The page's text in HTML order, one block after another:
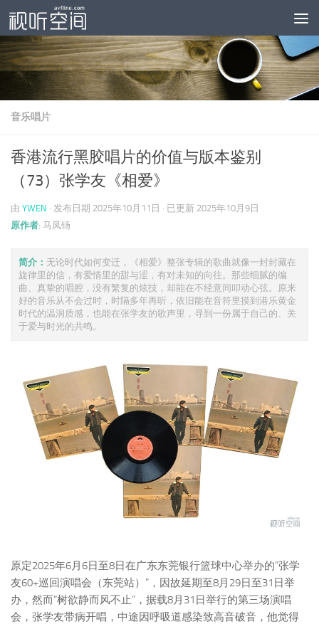
跳至内容
音乐唱片
香港流行黑胶唱片的价值与版本鉴别
（73）张学友《相爱》
由 YWEN · 发布日期 2025年10月11日 · 已更新 2025年10月9日
原作者: 马凤钖
简介： 无论时代如何变迁，《相爱》整张专辑的歌曲就像一封封藏在
旋律里的信，有爱情里的甜与涩，有对未知的向往。那些细腻的编
曲、真挚的唱腔，没有繁复的炫技，却能在不经意间叩动心弦。原来
好的音乐从不会过时，时隔多年再听，依旧能在音符里摸到港乐黄金
时代的温润质感，也能在张学友的歌声里，寻到一份属于自己的、关
于爱与时光的共鸣。
原定2025年6月6日至8日在广东东莞银行篮球中心举办的“张学
友60+巡回演唱会（东莞站）”，因故延期至8月29日至31日举
办，然而“树欲静而风不止”，据载8月31日举行的第三场演唱
会，张学友带病开唱，中途因呼吸道感染致高音破音，他觉得